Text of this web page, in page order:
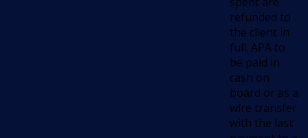
refunded to
the client in
full. APA to
be paid in
cash on
board or as a
wire transfer
with the last